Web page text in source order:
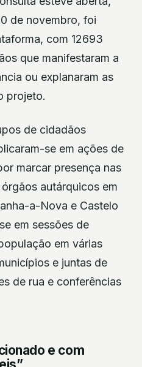
de novembro, foi
com 12693
que manifestaram a
ou explanaram as
projeto.
de cidadãos
se em ações de
marcar presença nas
autárquicos em
a-Nova e Castelo
em sessões de
em várias
e juntas de
de rua e conferências
e com